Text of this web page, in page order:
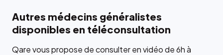
Autres médecins généralistes
disponibles en téléconsultation
Qare vous propose de consulter en vidéo de 6h à